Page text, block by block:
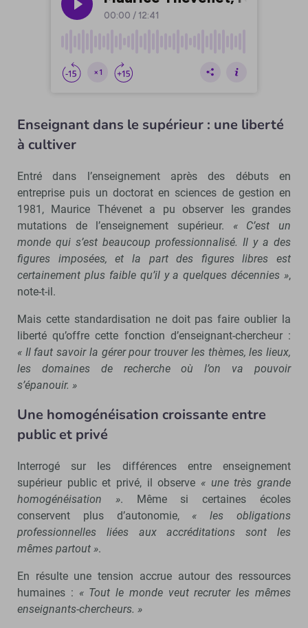
Enseignant dans le supérieur : une liberté
à cultiver
Entré dans l’enseignement après des débuts en
entreprise puis un doctorat en sciences de gestion en
1981, Maurice Thévenet a pu observer les grandes
mutations de l’enseignement supérieur. « C’est un
monde qui s’est beaucoup professionnalisé. Il y a des
figures imposées, et la part des figures libres est
certainement plus faible qu’il y a quelques décennies »,
note-t-il.
Mais cette standardisation ne doit pas faire oublier la
liberté qu’offre cette fonction d’enseignant-chercheur :
« Il faut savoir la gérer pour trouver les thèmes, les lieux,
les domaines de recherche où l’on va pouvoir
s’épanouir. »
Une homogénéisation croissante entre
public et privé
Interrogé sur les différences entre enseignement
supérieur public et privé, il observe « une très grande
homogénéisation ». Même si certaines écoles
conservent plus d’autonomie, « les obligations
professionnelles liées aux accréditations sont les
mêmes partout ».
En résulte une tension accrue autour des ressources
humaines : « Tout le monde veut recruter les mêmes
enseignants-chercheurs. »